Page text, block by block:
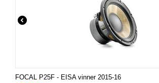
FOCAL P25F - EISA vinner 2015-16